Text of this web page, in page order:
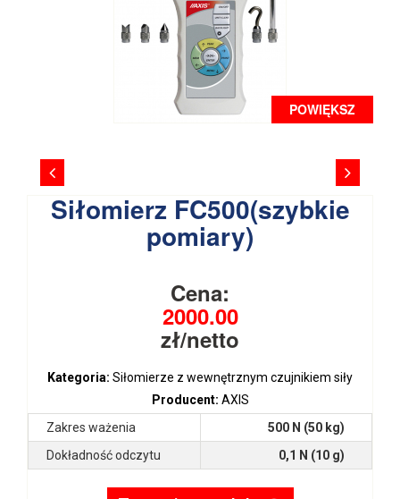
POWIĘKSZ
Siłomierz FC500(szybkie
pomiary)
Cena:
2000.00
zł/netto
Kategoria: Siłomierze z wewnętrznym czujnikiem siły
Producent: AXIS
Zakres ważenia
500 N (50 kg)
Dokładność odczytu
0,1 N (10 g)